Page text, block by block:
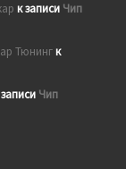
к записи Чип
Тюнингк
Чип